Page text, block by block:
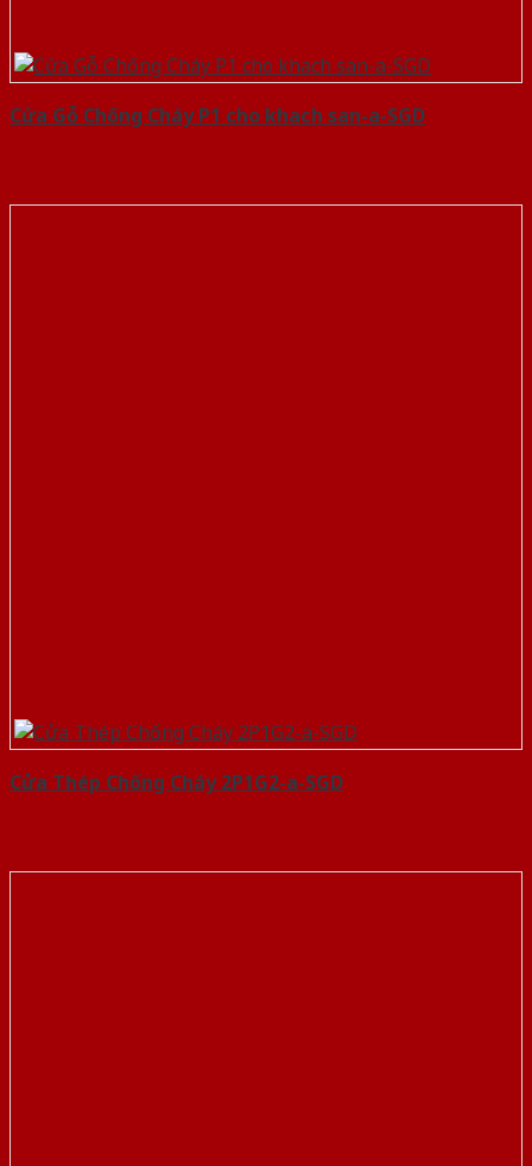
Cửa Gỗ Chống Cháy P1 cho khach san-a-SGD
Cửa Thép Chống Cháy 2P1G2-a-SGD